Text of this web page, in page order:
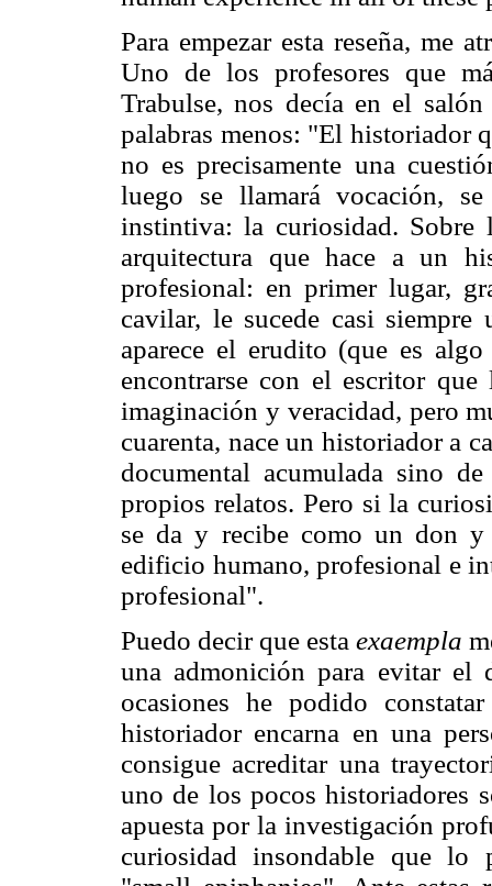
Para empezar esta reseña, me
Uno de los profesores que
Trabulse, nos decía en el
palabras menos: "El historiador
no es precisamente una
luego se llamará vocación,
instintiva: la curiosidad.
arquitectura que hace a un
profesional: en primer lugar,
cavilar, le sucede casi
aparece el erudito (que es
encontrarse con el escritor
imaginación y veracidad, pero
cuarenta, nace un historiador a
documental acumulada sino
propios relatos. Pero si la
se da y recibe como un don
edificio humano, profesional e
profesional".
Puedo decir que esta exaempla
una admonición para evitar el
ocasiones he podido
historiador encarna en una
consigue acreditar una
uno de los pocos historiadores
apuesta por la investigación
curiosidad insondable que lo